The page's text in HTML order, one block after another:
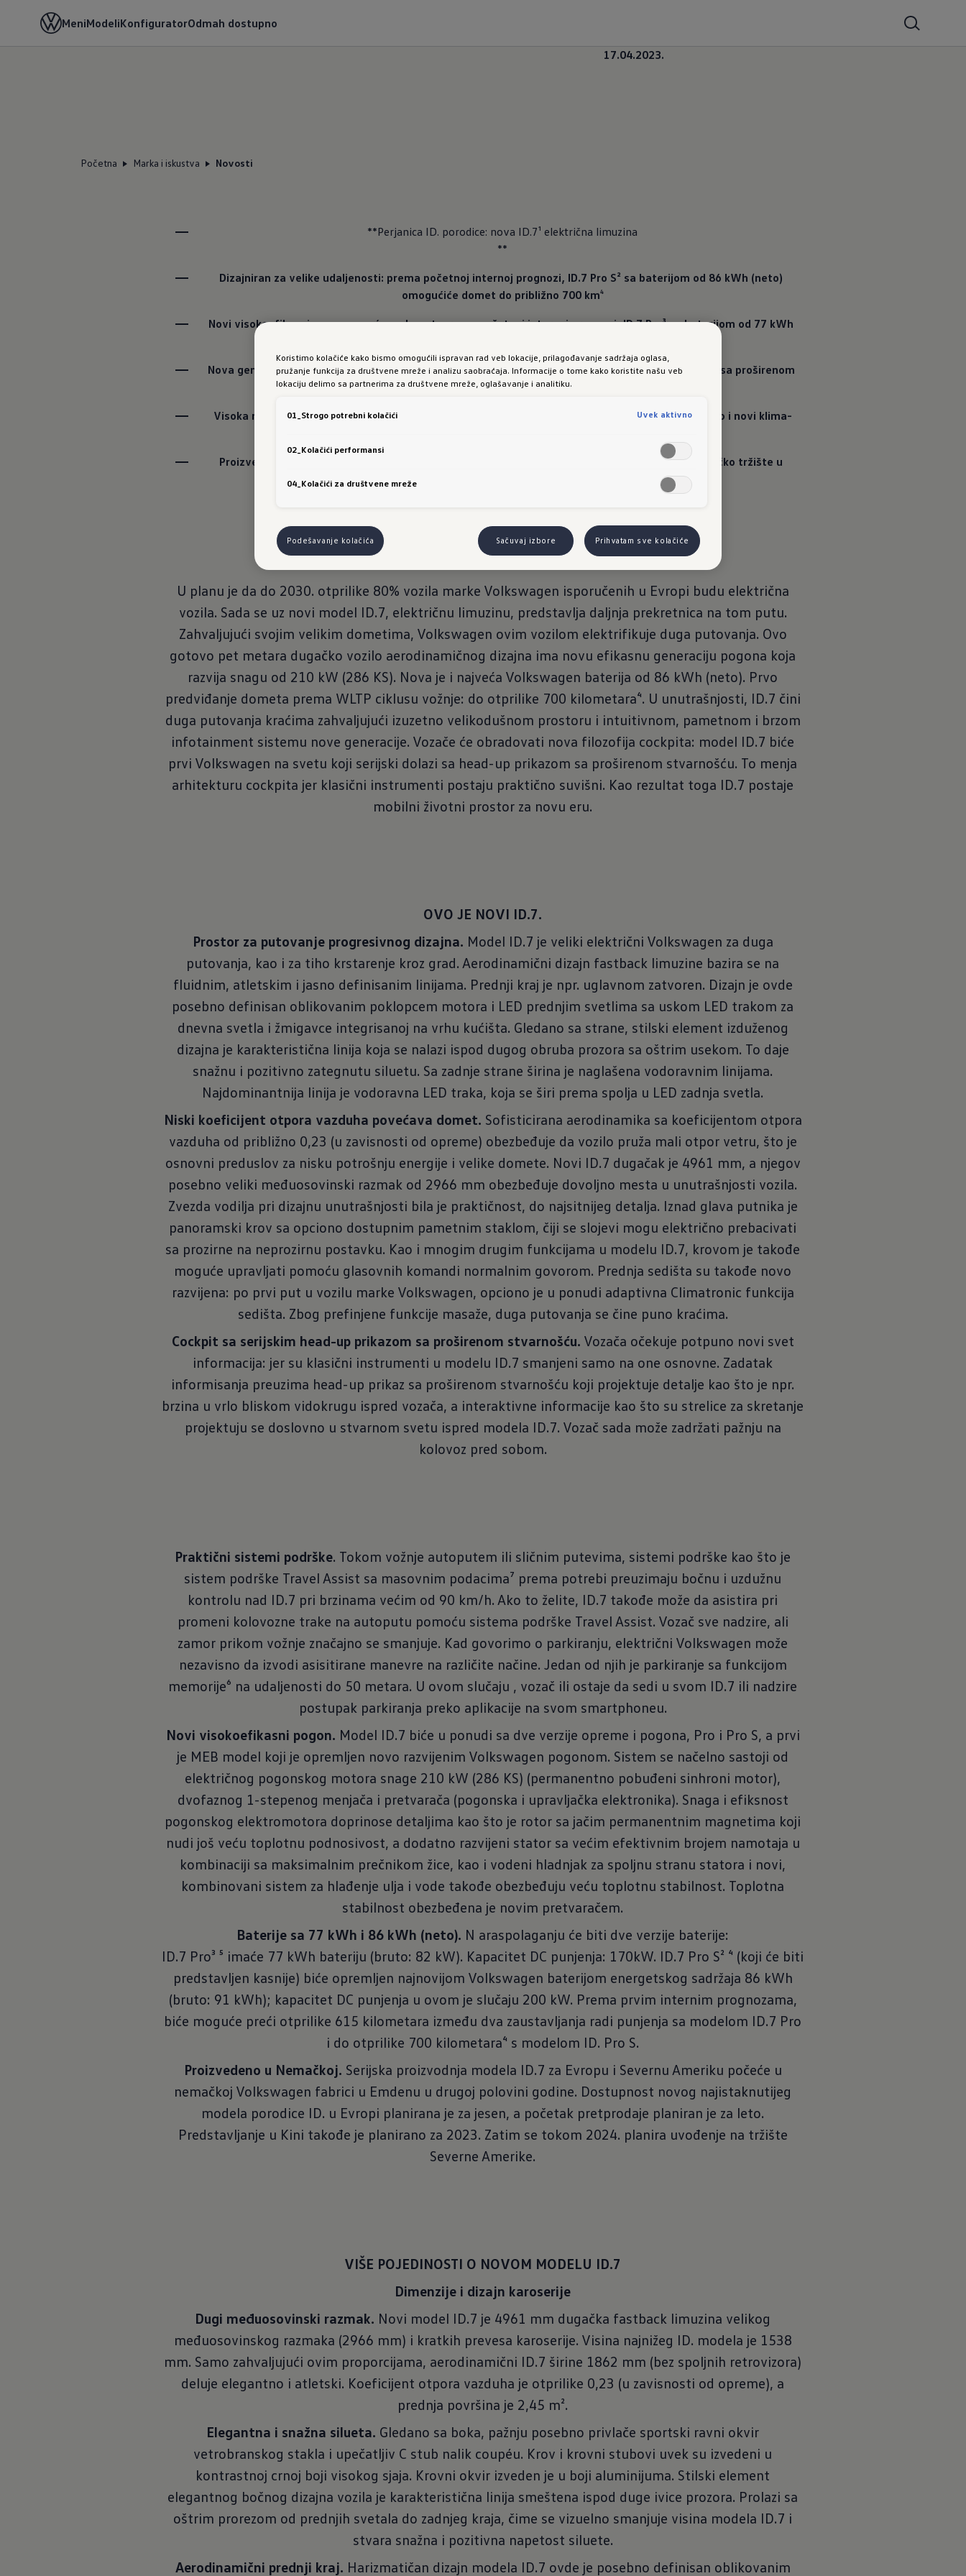
MeniModeliKonfiguratorOdmah dostupno
17.04.2023.
Početna Marka i iskustva Novosti
**Perjanica ID. porodice: nova ID.7¹ električna limuzina
**
Dizajniran za velike udaljenosti: prema početnoj internoj prognozi, ID.7 Pro S² sa baterijom od 86 kWh (neto)
omogućiće domet do približno 700 km⁴
Novi visokoefikasni pogon povećava domet: prema početnoj internoj prognozi, ID.7 Pro³ sa baterijom od 77 kWh
Nova generacija Volkswagen cockpita: ID.7 debitovaće kao prvi Volkswagen sa head-up prikazom sa proširenom
stvarnošću u okviru serijske opreme
Visoka nivo udobnosti putovanja: nova sedišta sa kontrolom klimatizacije i funkcijom masaže kao i novi klima-
Proizvedeno u Nemačkoj: Volkswagen planira da proizvodi novi ID.7 za evropsko i severnoameričko tržište u
nemačkoj fabrici za električna vozila u Emdenu.
U planu je da do 2030. otprilike 80% vozila marke Volkswagen isporučenih u Evropi budu električna
vozila. Sada se uz novi model ID.7, električnu limuzinu, predstavlja daljnja prekretnica na tom putu.
Zahvaljujući svojim velikim dometima, Volkswagen ovim vozilom elektrifikuje duga putovanja. Ovo
gotovo pet metara dugačko vozilo aerodinamičnog dizajna ima novu efikasnu generaciju pogona koja
razvija snagu od 210 kW (286 KS). Nova je i najveća Volkswagen baterija od 86 kWh (neto). Prvo
predviđanje dometa prema WLTP ciklusu vožnje: do otprilike 700 kilometara⁴. U unutrašnjosti, ID.7 čini
duga putovanja kraćima zahvaljujući izuzetno velikodušnom prostoru i intuitivnom, pametnom i brzom
infotainment sistemu nove generacije. Vozače će obradovati nova filozofija cockpita: model ID.7 biće
prvi Volkswagen na svetu koji serijski dolazi sa head-up prikazom sa proširenom stvarnošću. To menja
arhitekturu cockpita jer klasični instrumenti postaju praktično suvišni. Kao rezultat toga ID.7 postaje
mobilni životni prostor za novu eru.
OVO JE NOVI ID.7.
Prostor za putovanje progresivnog dizajna. Model ID.7 je veliki električni Volkswagen za duga
putovanja, kao i za tiho krstarenje kroz grad. Aerodinamični dizajn fastback limuzine bazira se na
fluidnim, atletskim i jasno definisanim linijama. Prednji kraj je npr. uglavnom zatvoren. Dizajn je ovde
posebno definisan oblikovanim poklopcem motora i LED prednjim svetlima sa uskom LED trakom za
dnevna svetla i žmigavce integrisanoj na vrhu kućišta. Gledano sa strane, stilski element izduženog
dizajna je karakteristična linija koja se nalazi ispod dugog obruba prozora sa oštrim usekom. To daje
snažnu i pozitivno zategnutu siluetu. Sa zadnje strane širina je naglašena vodoravnim linijama.
Najdominantnija linija je vodoravna LED traka, koja se širi prema spolja u LED zadnja svetla.
Niski koeficijent otpora vazduha povećava domet. Sofisticirana aerodinamika sa koeficijentom otpora
vazduha od približno 0,23 (u zavisnosti od opreme) obezbeđuje da vozilo pruža mali otpor vetru, što je
osnovni preduslov za nisku potrošnju energije i velike domete. Novi ID.7 dugačak je 4961 mm, a njegov
posebno veliki međuosovinski razmak od 2966 mm obezbeđuje dovoljno mesta u unutrašnjosti vozila.
Zvezda vodilja pri dizajnu unutrašnjosti bila je praktičnost, do najsitnijeg detalja. Iznad glava putnika je
panoramski krov sa opciono dostupnim pametnim staklom, čiji se slojevi mogu električno prebacivati
sa prozirne na neprozirnu postavku. Kao i mnogim drugim funkcijama u modelu ID.7, krovom je takođe
moguće upravljati pomoću glasovnih komandi normalnim govorom. Prednja sedišta su takođe novo
razvijena: po prvi put u vozilu marke Volkswagen, opciono je u ponudi adaptivna Climatronic funkcija
sedišta. Zbog prefinjene funkcije masaže, duga putovanja se čine puno kraćima.
Cockpit sa serijskim head-up prikazom sa proširenom stvarnošću. Vozača očekuje potpuno novi svet
informacija: jer su klasični instrumenti u modelu ID.7 smanjeni samo na one osnovne. Zadatak
informisanja preuzima head-up prikaz sa proširenom stvarnošću koji projektuje detalje kao što je npr.
brzina u vrlo bliskom vidokrugu ispred vozača, a interaktivne informacije kao što su strelice za skretanje
projektuju se doslovno u stvarnom svetu ispred modela ID.7. Vozač sada može zadržati pažnju na
kolovoz pred sobom.
Praktični sistemi podrške. Tokom vožnje autoputem ili sličnim putevima, sistemi podrške kao što je
sistem podrške Travel Assist sa masovnim podacima⁷ prema potrebi preuzimaju bočnu i uzdužnu
kontrolu nad ID.7 pri brzinama većim od 90 km/h. Ako to želite, ID.7 takođe može da asistira pri
promeni kolovozne trake na autoputu pomoću sistema podrške Travel Assist. Vozač sve nadzire, ali
zamor prikom vožnje značajno se smanjuje. Kad govorimo o parkiranju, električni Volkswagen može
nezavisno da izvodi asisitirane manevre na različite načine. Jedan od njih je parkiranje sa funkcijom
memorije⁶ na udaljenosti do 50 metara. U ovom slučaju , vozač ili ostaje da sedi u svom ID.7 ili nadzire
postupak parkiranja preko aplikacije na svom smartphoneu.
Novi visokoefikasni pogon. Model ID.7 biće u ponudi sa dve verzije opreme i pogona, Pro i Pro S, a prvi
je MEB model koji je opremljen novo razvijenim Volkswagen pogonom. Sistem se načelno sastoji od
električnog pogonskog motora snage 210 kW (286 KS) (permanentno pobuđeni sinhroni motor),
dvofaznog 1-stepenog menjača i pretvarača (pogonska i upravljačka elektronika). Snaga i efiksnost
pogonskog elektromotora doprinose detaljima kao što je rotor sa jačim permanentnim magnetima koji
nudi još veću toplotnu podnosivost, a dodatno razvijeni stator sa većim efektivnim brojem namotaja u
kombinaciji sa maksimalnim prečnikom žice, kao i vodeni hladnjak za spoljnu stranu statora i novi,
kombinovani sistem za hlađenje ulja i vode takođe obezbeđuju veću toplotnu stabilnost. Toplotna
stabilnost obezbeđena je novim pretvaračem.
Baterije sa 77 kWh i 86 kWh (neto). N araspolaganju će biti dve verzije baterije:
ID.7 Pro³ ⁵ imaće 77 kWh bateriju (bruto: 82 kW). Kapacitet DC punjenja: 170kW. ID.7 Pro S² ⁴ (koji će biti
predstavljen kasnije) biće opremljen najnovijom Volkswagen baterijom energetskog sadržaja 86 kWh
(bruto: 91 kWh); kapacitet DC punjenja u ovom je slučaju 200 kW. Prema prvim internim prognozama,
biće moguće preći otprilike 615 kilometara između dva zaustavljanja radi punjenja sa modelom ID.7 Pro
i do otprilike 700 kilometara⁴ s modelom ID. Pro S.
Proizvedeno u Nemačkoj. Serijska proizvodnja modela ID.7 za Evropu i Severnu Ameriku počeće u
nemačkoj Volkswagen fabrici u Emdenu u drugoj polovini godine. Dostupnost novog najistaknutijeg
modela porodice ID. u Evropi planirana je za jesen, a početak pretprodaje planiran je za leto.
Predstavljanje u Kini takođe je planirano za 2023. Zatim se tokom 2024. planira uvođenje na tržište
Severne Amerike.
VIŠE POJEDINOSTI O NOVOM MODELU ID.7
Dimenzije i dizajn karoserije
Dugi međuosovinski razmak. Novi model ID.7 je 4961 mm dugačka fastback limuzina velikog
međuosovinskog razmaka (2966 mm) i kratkih prevesa karoserije. Visina najnižeg ID. modela je 1538
mm. Samo zahvaljujući ovim proporcijama, aerodinamični ID.7 širine 1862 mm (bez spoljnih retrovizora)
deluje elegantno i atletski. Koeficijent otpora vazduha je otprilike 0,23 (u zavisnosti od opreme), a
prednja površina je 2,45 m².
Elegantna i snažna silueta. Gledano sa boka, pažnju posebno privlače sportski ravni okvir
vetrobranskog stakla i upečatljiv C stub nalik coupéu. Krov i krovni stubovi uvek su izvedeni u
kontrastnoj crnoj boji visokog sjaja. Krovni okvir izveden je u boji aluminijuma. Stilski element
elegantnog bočnog dizajna vozila je karakteristična linija smeštena ispod duge ivice prozora. Prolazi sa
oštrim prorezom od prednjih svetala do zadnjeg kraja, čime se vizuelno smanjuje visina modela ID.7 i
stvara snažna i pozitivna napetost siluete.
Aerodinamični prednji kraj. Harizmatičan dizajn modela ID.7 ovde je posebno definisan oblikovanim
Koristimo kolačiće kako bismo omogućili ispravan rad veb lokacije, prilagođavanje sadržaja oglasa,
pružanje funkcija za društvene mreže i analizu saobraćaja. Informacije o tome kako koristite našu veb
lokaciju delimo sa partnerima za društvene mreže, oglašavanje i analitiku.
01_Strogo potrebni kolačići Uvek aktivno
02_Kolačići performansi
04_Kolačići za društvene mreže
Podešavanje kolačića Sačuvaj izbore Prihvatam sve kolačiće